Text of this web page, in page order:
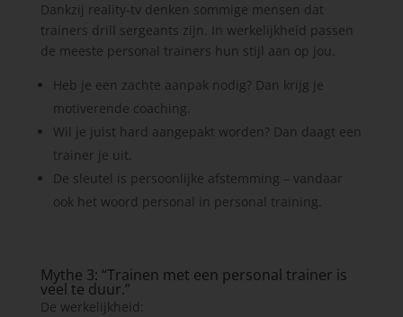
Dankzij reality-tv denken sommige mensen dat
trainers drill sergeants zijn. In werkelijkheid passen
de meeste personal trainers hun stijl aan op jou.
Heb je een zachte aanpak nodig? Dan krijg je
motiverende coaching.
Wil je juist hard aangepakt worden? Dan daagt een
trainer je uit.
De sleutel is persoonlijke afstemming – vandaar
ook het woord personal in personal training.
Mythe 3: “Trainen met een personal trainer is
veel te duur.”
De werkelijkheid: